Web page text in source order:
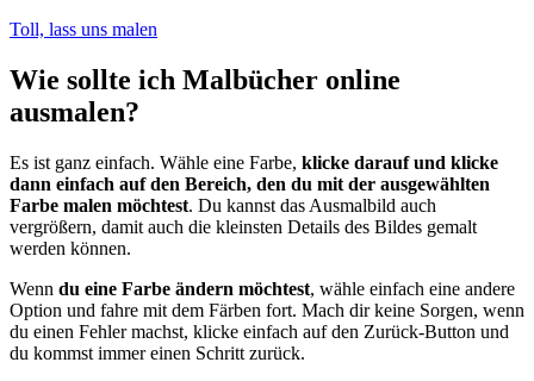
Toll, lass uns malen
Wie sollte ich Malbücher online
ausmalen?
Es ist ganz einfach. Wähle eine Farbe, klicke darauf und klicke
dann einfach auf den Bereich, den du mit der ausgewählten
Farbe malen möchtest. Du kannst das Ausmalbild auch
vergrößern, damit auch die kleinsten Details des Bildes gemalt
werden können.
Wenn du eine Farbe ändern möchtest, wähle einfach eine andere
Option und fahre mit dem Färben fort. Mach dir keine Sorgen, wenn
du einen Fehler machst, klicke einfach auf den Zurück-Button und
du kommst immer einen Schritt zurück.